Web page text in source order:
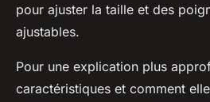
pour ajuster la taille et des
ajustables.
Pour une explication plus
caractéristiques et comment